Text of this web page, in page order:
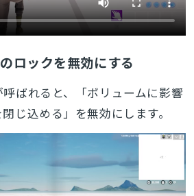
ロックを無効にする
ばれると、「ボリュームに影響
じ込める」を無効にします。